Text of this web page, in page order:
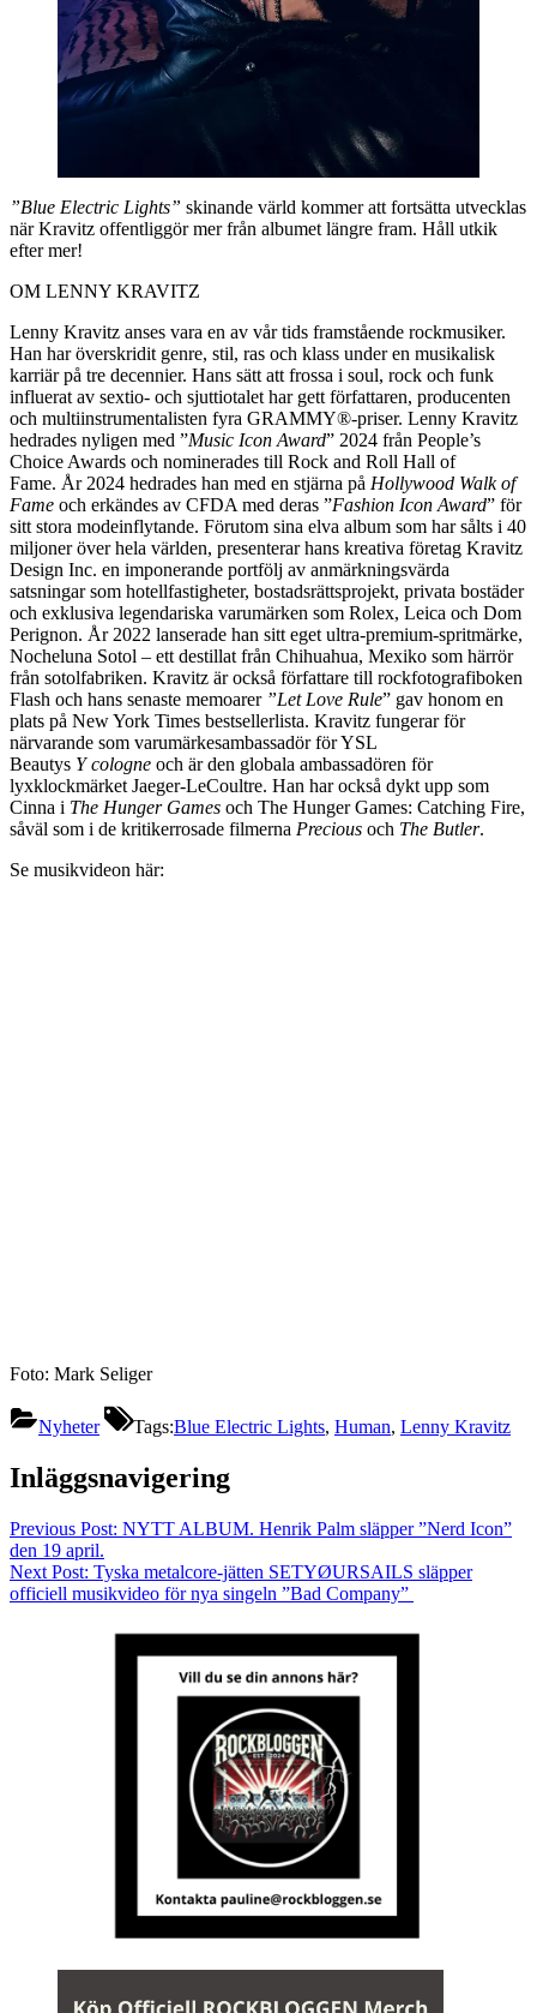
”Blue Electric Lights” skinande värld kommer att fortsätta utvecklas
när Kravitz offentliggör mer från albumet längre fram. Håll utkik
efter mer!
OM LENNY KRAVITZ
Lenny Kravitz anses vara en av vår tids framstående rockmusiker.
Han har överskridit genre, stil, ras och klass under en musikalisk
karriär på tre decennier. Hans sätt att frossa i soul, rock och funk
influerat av sextio- och sjuttiotalet har gett författaren, producenten
och multiinstrumentalisten fyra GRAMMY®-priser. Lenny Kravitz
hedrades nyligen med ”Music Icon Award” 2024 från People’s
Choice Awards och nominerades till Rock and Roll Hall of
Fame. År 2024 hedrades han med en stjärna på Hollywood Walk of
Fame och erkändes av CFDA med deras ”Fashion Icon Award” för
sitt stora modeinflytande. Förutom sina elva album som har sålts i 40
miljoner över hela världen, presenterar hans kreativa företag Kravitz
Design Inc. en imponerande portfölj av anmärkningsvärda
satsningar som hotellfastigheter, bostadsrättsprojekt, privata bostäder
och exklusiva legendariska varumärken som Rolex, Leica och Dom
Perignon. År 2022 lanserade han sitt eget ultra-premium-spritmärke,
Nocheluna Sotol – ett destillat från Chihuahua, Mexiko som härrör
från sotolfabriken. Kravitz är också författare till rockfotografiboken
Flash och hans senaste memoarer ”Let Love Rule” gav honom en
plats på New York Times bestsellerlista. Kravitz fungerar för
närvarande som varumärkesambassadör för YSL
Beautys Y cologne och är den globala ambassadören för
lyxklockmärket Jaeger-LeCoultre. Han har också dykt upp som
Cinna i The Hunger Games och The Hunger Games: Catching Fire,
såväl som i de kritikerrosade filmerna Precious och The Butler.
Se musikvideon här:
Foto: Mark Seliger
Nyheter Tags:Blue Electric Lights, Human, Lenny Kravitz
Inläggsnavigering
Previous Post: NYTT ALBUM. Henrik Palm släpper ”Nerd Icon”
den 19 april.
Next Post: Tyska metalcore-jätten SETYØURSAILS släpper
officiell musikvideo för nya singeln ”Bad Company”